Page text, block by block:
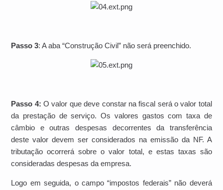
Passo 3: A aba “Construção Civil” não será preenchido.
Passo 4: O valor que deve constar na fiscal será o valor total
da prestação de serviço. Os valores gastos com taxa de
câmbio e outras despesas decorrentes da transferência
deste valor devem ser considerados na emissão da NF. A
tributação ocorrerá sobre o valor total, e estas taxas são
consideradas despesas da empresa.
Logo em seguida, o campo “impostos federais” não deverá